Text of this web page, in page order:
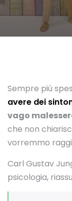
Sempre più
avere dei
vago
che non
vorremmo
Carl Gustav
psicologia,